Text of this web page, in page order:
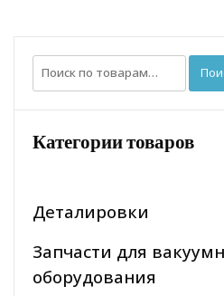
Искать:
Категории товаров
Деталировки
Запчасти для
оборудования